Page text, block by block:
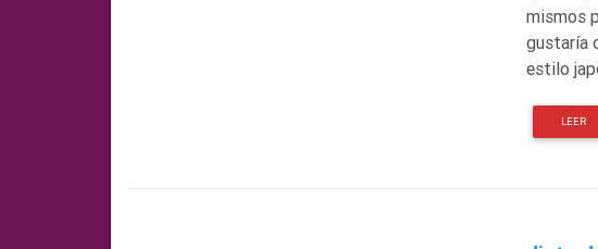
mismos
gustaría
estilo
LEER